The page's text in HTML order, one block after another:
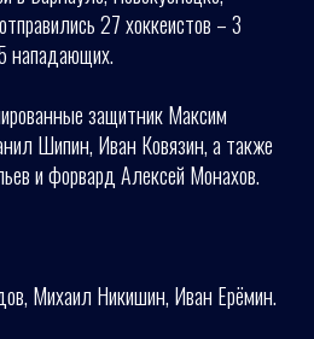
27 хоккеистов – 3
нападающих.
защитник Максим
Шипин, Иван Ковязин, а также
и форвард Алексей Монахов.
Михаил Никишин, Иван Ерёмин.